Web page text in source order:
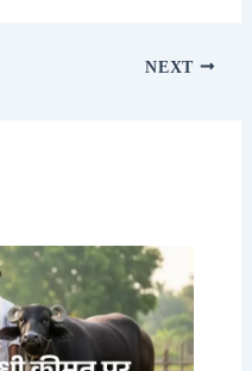
NEXT